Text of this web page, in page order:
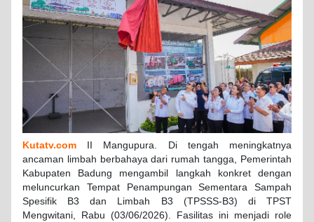
Kutatv.com II Mangupura. Di tengah meningkatnya
ancaman limbah berbahaya dari rumah tangga, Pemerintah
Kabupaten Badung mengambil langkah konkret dengan
meluncurkan Tempat Penampungan Sementara Sampah
Spesifik B3 dan Limbah B3 (TPSSS-B3) di TPST
Mengwitani, Rabu (03/06/2026). Fasilitas ini menjadi role